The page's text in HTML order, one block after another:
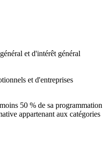
et d'intérêt général
et d'entreprises
50 % de sa programmation
appartenant aux catégories